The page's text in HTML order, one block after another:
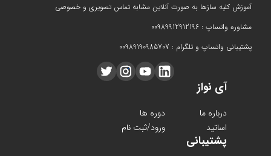
آموزش کلیه سازها به صورت آنلاین مشابه تماس تصویری و خصوصی
مشاوره واتساپ : 00989912912196
پشتیبانی واتساپ و تلگرام : 00989190985707
آی نواز
درباره ما
دوره ها
اساتید
ورود/ثبت نام
پشتیبانی